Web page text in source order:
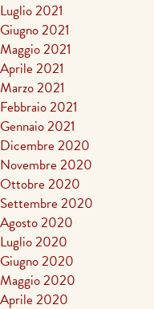
Luglio 2021
Giugno 2021
Maggio 2021
Aprile 2021
Marzo 2021
Febbraio 2021
Gennaio 2021
Dicembre 2020
Novembre 2020
Ottobre 2020
Settembre 2020
Agosto 2020
Luglio 2020
Giugno 2020
Maggio 2020
Aprile 2020